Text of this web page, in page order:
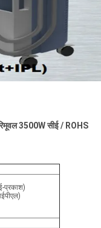
3500W सीई / ROHS
प्रकाश)